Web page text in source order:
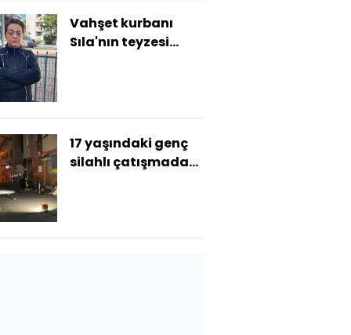
Vahşet kurbanı
Sıla'nın teyzesi
17 yaşındaki genç
silahlı çatışmada